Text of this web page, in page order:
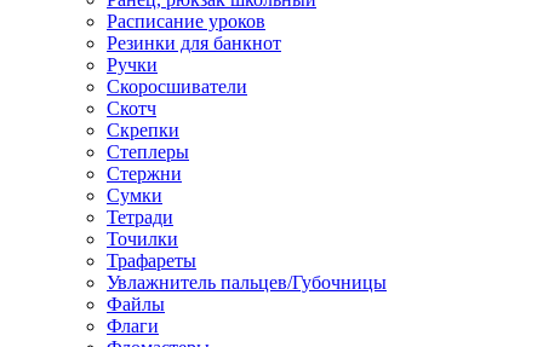
Расписание уроков
Резинки для банкнот
Ручки
Скоросшиватели
Скотч
Скрепки
Степлеры
Стержни
Сумки
Тетради
Точилки
Трафареты
Увлажнитель пальцев/Губочницы
Файлы
Флаги